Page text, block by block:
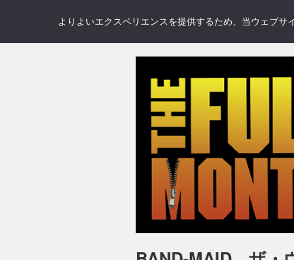
NEWS REVIEWS
よりよいエクスペリエンスを提供するため、当ウェブ